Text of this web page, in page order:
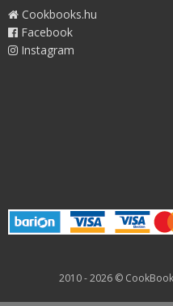
Cookbooks.hu
Facebook
Instagram
2010 - 2026 ©